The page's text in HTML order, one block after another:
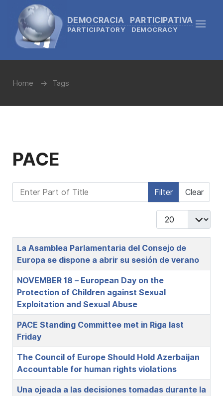
DEMOCRACIA PARTICIPATIVA
PARTICIPATORY DEMOCRACY
Home Tags
PACE
Enter Part of Title Filter Clear
Display #
Title
La Asamblea Parlamentaria del Consejo de
Europa se dispone a abrir su sesión de verano
NOVEMBER 18 – European Day on the
Protection of Children against Sexual
Exploitation and Sexual Abuse
PACE Standing Committee met in Riga last
Friday
The Council of Europe Should Hold Azerbaijan
Accountable for human rights violations
Una ojeada a las decisiones tomadas durante la